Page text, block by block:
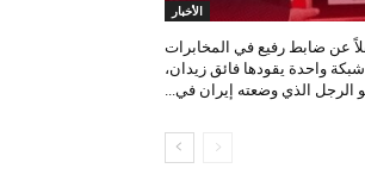
الأخبار
عن ضابط رفيع في المخابرات
واحدة يقودها فائق زيدان،
الرجل الذي وضعته إيران في...